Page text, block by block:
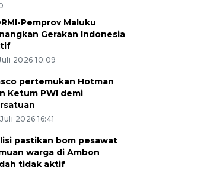
Pemprov Maluku
Gerakan Indonesia
2026 10:09
pertemukan Hotman
Ketum PWI demi
2026 16:41
pastikan bom pesawat
warga di Ambon
tidak aktif